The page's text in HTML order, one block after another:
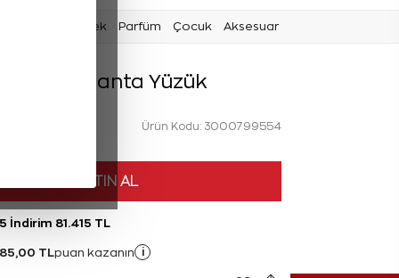
Erkek Parfüm Çocuk Aksesuar
Karat Pırlanta Yüzük
Ürün Kodu: 3000799554
HEMEN SATIN AL
İndirim 81.415 TL
TL puan kazanın i